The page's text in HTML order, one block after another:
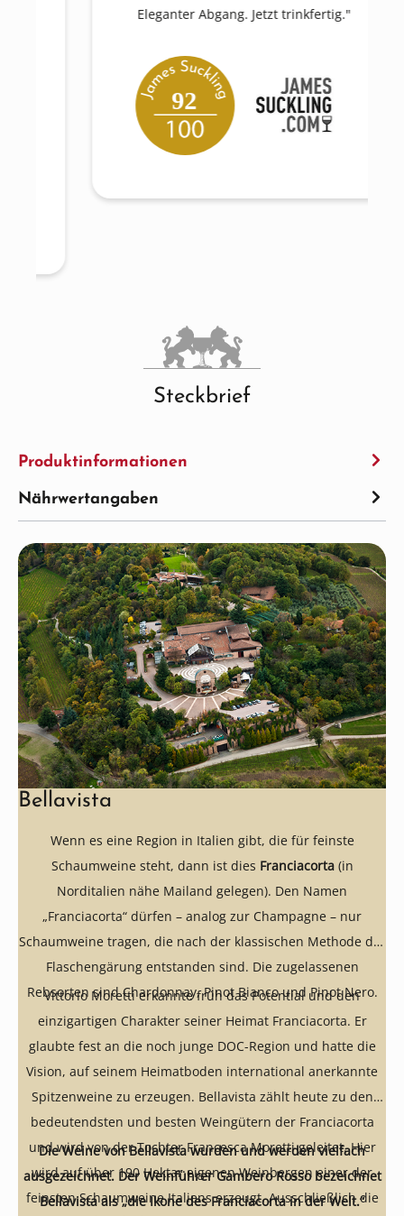
Eleganter Abgang. Jetzt trinkfertig."
92
Steckbrief
Produktinformationen
Nährwertangaben
Bellavista
Wenn es eine Region in Italien gibt, die für feinste
Schaumweine steht, dann ist dies Franciacorta(in
Norditalien nähe Mailand gelegen). Den Namen
„Franciacorta“ dürfen – analog zur Champagne – nur
Schaumweine tragen, die nach der klassischen Methode der
Flaschengärung entstanden sind. Die zugelassenen
Rebsorten sind Chardonnay, Pinot Bianco und Pinot Nero.
Vittorio Moretti erkannte früh das Potential und den
einzigartigen Charakter seiner Heimat Franciacorta. Er
glaubte fest an die noch junge DOC-Region und hatte die
Vision, auf seinem Heimatboden international anerkannte
Spitzenweine zu erzeugen. Bellavista zählt heute zu den
bedeutendsten und besten Weingütern der Franciacorta
und wird von der Tochter Francesca Moretti geleitet. Hier
wird auf über 190 Hektar eigenen Weinbergen einer der
feinsten Schaumweine Italiens erzeugt. Ausschließlich die
Die Weine von Bellavista wurden und werden vielfach
ausgezeichnet. Der Weinführer Gambero Rosso bezeichnet
Bellavista als „die Ikone des Franciacorta in der Welt.“